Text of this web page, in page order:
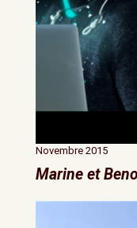
Novembre 2015
Marine et